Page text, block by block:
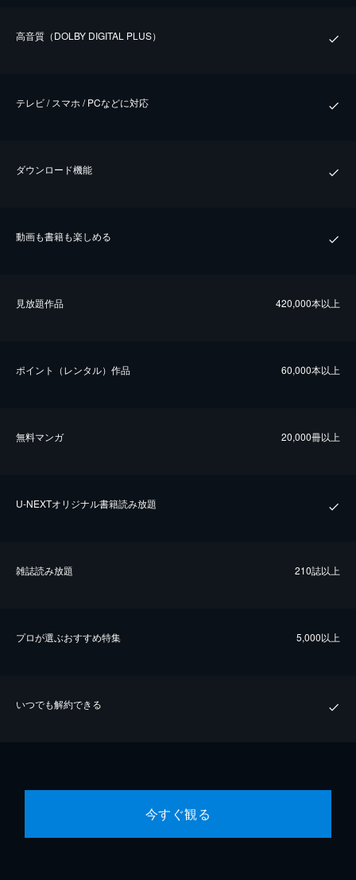
⾼⾳質（DOLBY DIGITAL PLUS）
テレビ / スマホ / PCなどに対応
ダウンロード機能
動画も書籍も楽しめる
⾒放題作品 420,000本以上
ポイント（レンタル）作品 60,000本以上
無料マンガ 20,000冊以上
U-NEXTオリジナル書籍読み放題
雑誌読み放題 210誌以上
プロが選ぶおすすめ特集 5,000以上
いつでも解約できる
今すぐ観る